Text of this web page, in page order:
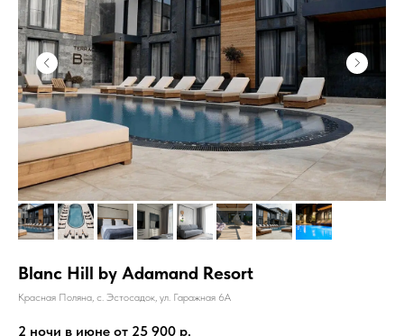
Blanc Hill by Adamand Resort
Красная Поляна, с. Эстосадок, ул. Гаражная 6А
2 ночи в июне от 25 900 р.